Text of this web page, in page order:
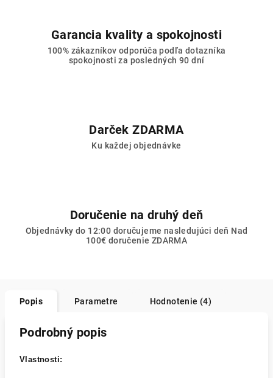
Garancia kvality a spokojnosti
100% zákazníkov odporúča podľa dotazníka
spokojnosti za posledných 90 dní
Darček ZDARMA
Ku každej objednávke
Doručenie na druhý deň
Objednávky do 12:00 doručujeme nasledujúci deň Nad
100€ doručenie ZDARMA
Popis Parametre Hodnotenie (4)
Podrobný popis
Vlastnosti: